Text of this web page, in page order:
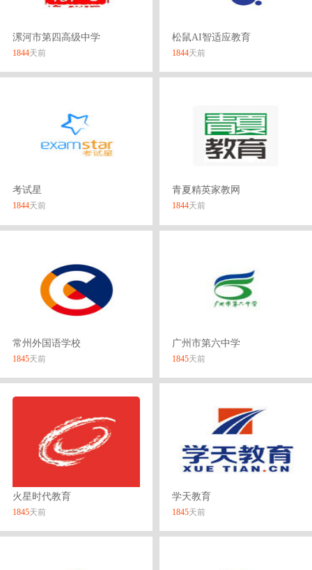
漯河市第四高级中学
1844天前
松鼠AI智适应教育
1844天前
考试星
1844天前
青夏精英家教网
1844天前
常州外国语学校
1845天前
广州市第六中学
1845天前
火星时代教育
1845天前
学天教育
1845天前